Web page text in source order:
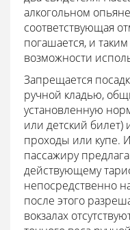
алкогольном
соответствующая
погашается, и
возможности
Запрещается
ручной кладью,
установленную
или детский билет)
проходы или купе.
пассажиру
действующему
непосредственно
после этого
вокзалах